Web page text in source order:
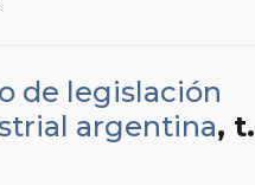
de legislación
argentina, t.